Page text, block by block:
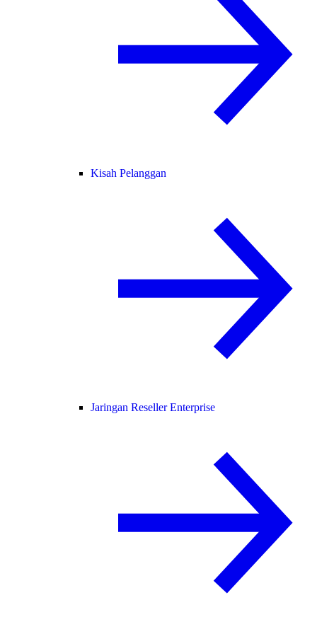
Kisah Pelanggan
Jaringan Reseller Enterprise